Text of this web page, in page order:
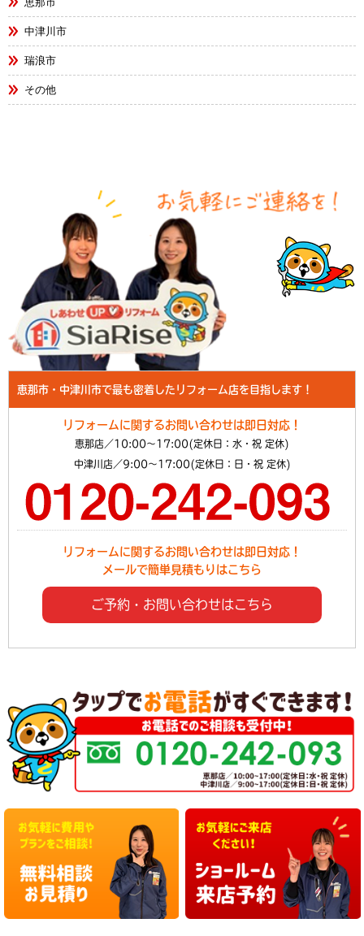
中津川市
瑞浪市
その他
恵那市・中津川市で最も密着したリフォーム店を目指します！
リフォームに関するお問い合わせは即日対応！
恵那店／10:00～17:00(定休日：水・祝 定休)
中津川店／9:00～17:00(定休日：日・祝 定休)
リフォームに関するお問い合わせは即日対応！
メールで簡単見積もりはこちら
ご予約・お問い合わせはこちら